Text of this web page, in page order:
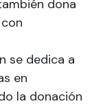
dona
se dedica a
en
la donación